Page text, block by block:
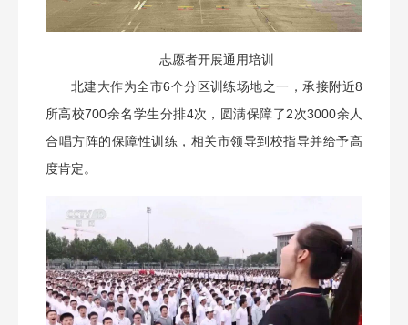
志愿者开展通用培训
北建大作为全市6个分区训练场地之一，承接附近8
所高校700余名学生分排4次，圆满保障了2次3000余人
合唱方阵的保障性训练，相关市领导到校指导并给予高
度肯定。